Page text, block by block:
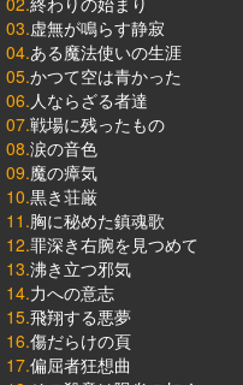
03.虚無が鳴らす静寂
04.ある魔法使いの生涯
05.かつて空は青かった
06.人ならざる者達
07.戦場に残ったもの
08.涙の音色
09.魔の瘴気
10.黒き荘厳
11.胸に秘めた鎮魂歌
12.罪深き右腕を見つめて
13.沸き立つ邪気
14.力への意志
15.飛翔する悪夢
16.傷だらけの頁
17.偏屈者狂想曲